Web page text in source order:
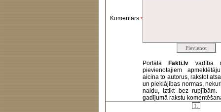
Komentārs:*
Portāla Fakti.lv vadība
pievienotajiem
aicina to autorus, rakstot
un pieklājības normas,
naidu, iztikt bez rupjībām.
gadījumā rakstu
1.